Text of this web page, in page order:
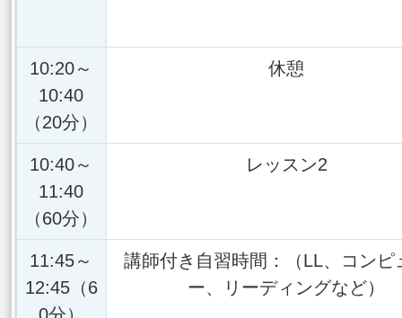
10:20～
10:40
（20分）
休憩
10:40～
11:40
（60分）
レッスン2
11:45～
12:45（6
講師付き自習時間：（LL、コンピ
ー、リーディングなど）